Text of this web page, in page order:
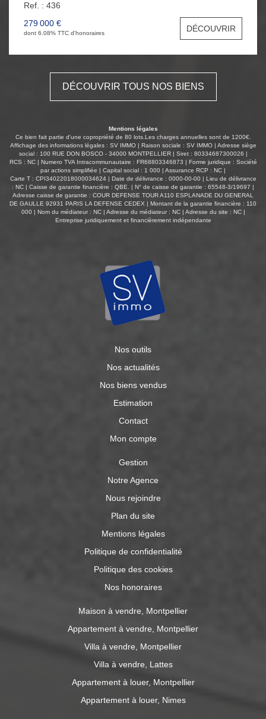
pas du bassin Jacques Coeur et du Tram ligne 3 ( arrêt
Pablo Picasso ). Le bien se compose d'un grand séjour
cuisine de 29 m² exposé Ouest, de deux chambres
donnant toutes les deux sur la terrasse, d'une salle de
bain et d'un WC indépendant. Vous bénéficierez
Ref. : 436
279 000 €
dont 6.08% TTC d'honoraires DÉCOUVRIR
DÉCOUVRIR TOUS NOS BIENS
Mentions légales
Ce bien fait partie d'une copropriété de 80 lots.Les charges annuelles sont de 1200€.
Affichage des informations légales : SV IMMO | Raison sociale : SV IMMO | Adresse siège
social : 100 RUE DON BOSCO - 34000 MONTPELLIER | Siret : 80334687300026 |
RCS : NC | Numero TVA Intracommunautaire : FR68803346873 | Forme juridique : Société
par actions simplifiée | Capital social : 1 000 | Assurance RCP : NC |
Carte T : CPI34022018000034624 | Date de délivrance : 0000-00-00 | Lieu de délivrance
: NC | Caisse de garantie financière : QBE. | N° de caisse de garantie : 65548-3/19697 |
Adresse caisse de garantie : COUR DEFENSE TOUR A110 ESPLANADE DU GENERAL
DE GAULLE 92931 PARIS LA DEFENSE CEDEX | Montant de la garantie financière : 110
000 | Nom du médiateur : NC | Adresse du médiateur : NC | Adresse du site : NC |
Entreprise juridiquement et financièrement indépendante
Nos outils
Nos actualités
Nos biens vendus
Estimation
Contact
Mon compte
Gestion
Notre Agence
Nous rejoindre
Plan du site
Mentions légales
Politique de confidentialité
Politique des cookies
Nos honoraires
Maison à vendre, Montpellier
Appartement à vendre, Montpellier
Villa à vendre, Montpellier
Villa à vendre, Lattes
Appartement à louer, Montpellier
Appartement à louer, Nimes